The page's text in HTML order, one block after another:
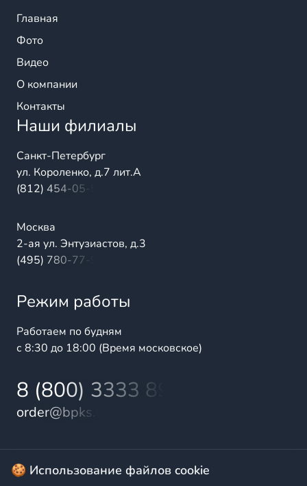
Главная
Фото
Видео
О компании
Контакты
Наши филиалы
Санкт-Петербург
ул. Короленко, д.7 лит.А
(812) 454-05-54
Москва
2-ая ул. Энтузиастов, д.3
(495) 780-77-98
Режим работы
Работаем по будням
с 8:30 до 18:00 (Время московское)
8 (800) 3333 899
order@bpks.ru
© 2025 БалтПромКомплект — комплексные поставки
высококачественной продукции промышленного и
🍪 Использование файлов cookie